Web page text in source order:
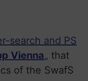
search and PS
Vienna„ that
of the SwafS